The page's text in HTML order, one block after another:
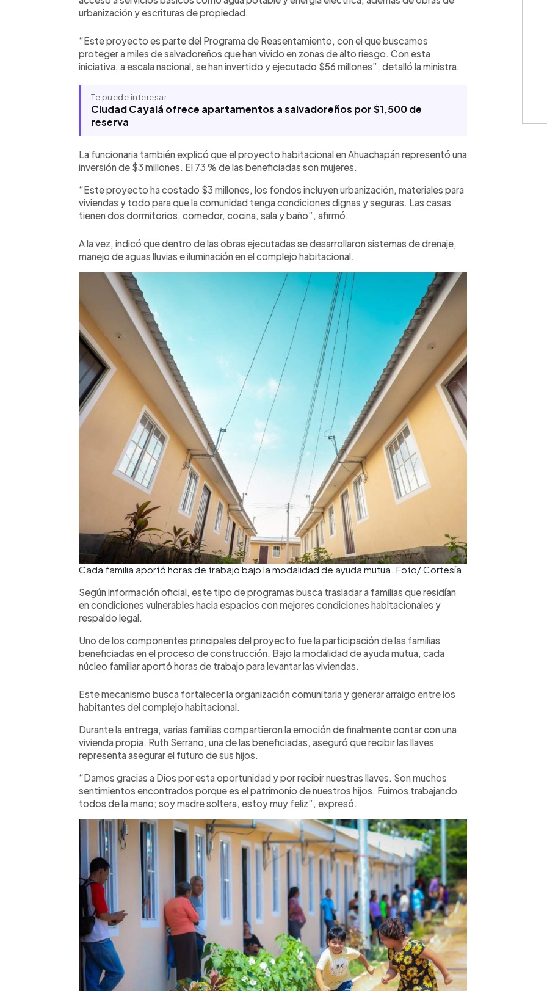
urbanización y escrituras de propiedad.
“Este proyecto es parte del Programa de Reasentamiento, con el que buscamos
proteger a miles de salvadoreños que han vivido en zonas de alto riesgo. Con esta
iniciativa, a escala nacional, se han invertido y ejecutado $56 millones”, detalló la ministra.
Te puede interesar:
Ciudad Cayalá ofrece apartamentos a salvadoreños por $1,500 de
reserva
La funcionaria también explicó que el proyecto habitacional en Ahuachapán representó una
inversión de $3 millones. El 73 % de las beneficiadas son mujeres.
“Este proyecto ha costado $3 millones, los fondos incluyen urbanización, materiales para
viviendas y todo para que la comunidad tenga condiciones dignas y seguras. Las casas
tienen dos dormitorios, comedor, cocina, sala y baño”, afirmó.
A la vez, indicó que dentro de las obras ejecutadas se desarrollaron sistemas de drenaje,
manejo de aguas lluvias e iluminación en el complejo habitacional.
Cada familia aportó horas de trabajo bajo la modalidad de ayuda mutua. Foto/ Cortesía
Según información oficial, este tipo de programas busca trasladar a familias que residían
en condiciones vulnerables hacia espacios con mejores condiciones habitacionales y
respaldo legal.
Uno de los componentes principales del proyecto fue la participación de las familias
beneficiadas en el proceso de construcción. Bajo la modalidad de ayuda mutua, cada
núcleo familiar aportó horas de trabajo para levantar las viviendas.
Este mecanismo busca fortalecer la organización comunitaria y generar arraigo entre los
habitantes del complejo habitacional.
Durante la entrega, varias familias compartieron la emoción de finalmente contar con una
vivienda propia. Ruth Serrano, una de las beneficiadas, aseguró que recibir las llaves
representa asegurar el futuro de sus hijos.
“Damos gracias a Dios por esta oportunidad y por recibir nuestras llaves. Son muchos
sentimientos encontrados porque es el patrimonio de nuestros hijos. Fuimos trabajando
todos de la mano; soy madre soltera, estoy muy feliz”, expresó.